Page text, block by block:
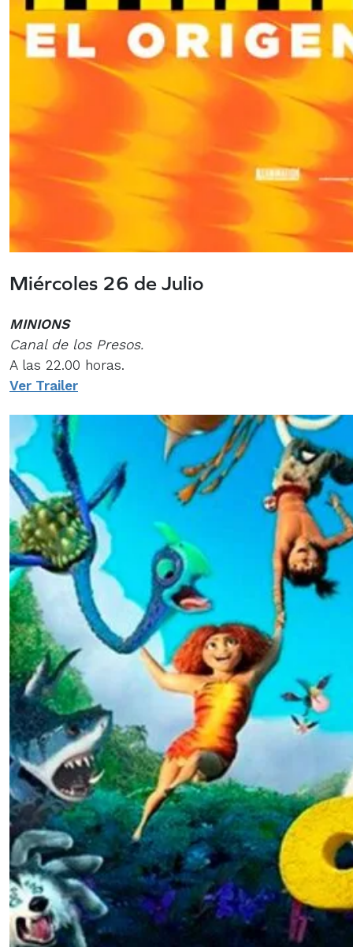
Miércoles 26 de Julio
MINIONS
Canal de los Presos.
A las 22.00 horas.
Ver Trailer